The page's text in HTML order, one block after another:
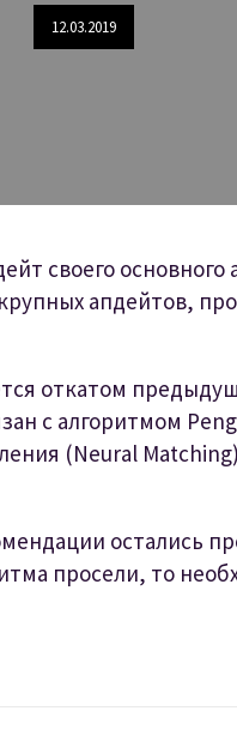
12.03.2019
своего
апдейтов,
откатом
с алгоритмом
(Neural
остались
просели, то